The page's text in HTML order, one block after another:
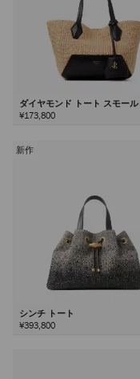
ダイヤモンド トート スモール
¥173,800
新作
シンチ トート
¥393,800